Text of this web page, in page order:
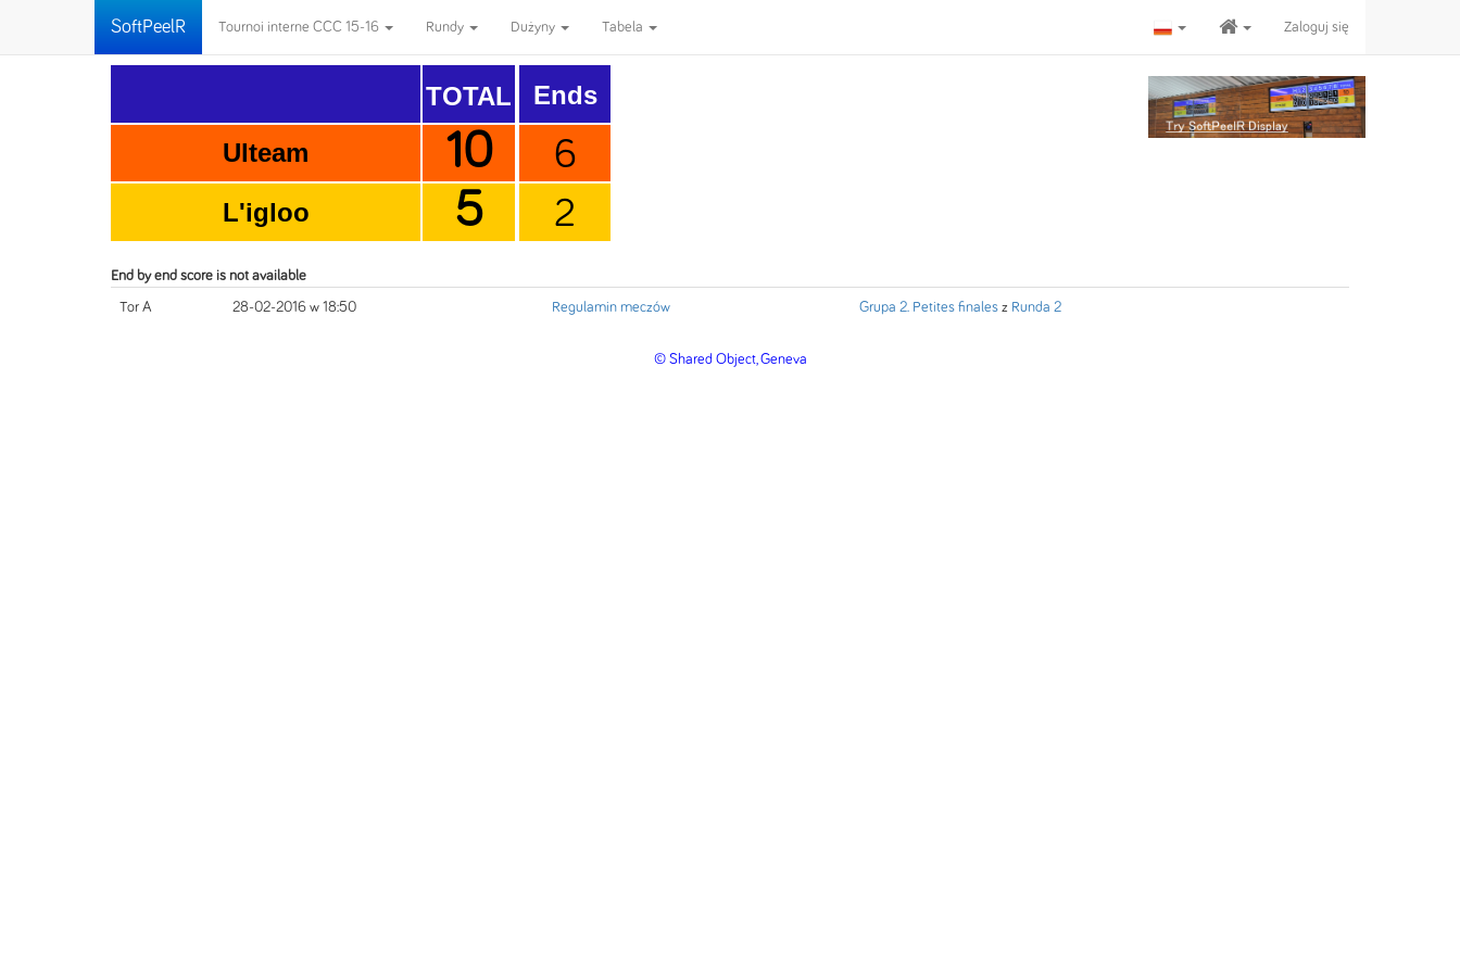
SoftPeelR Tournoi interne CCC 15-16 Rundy Dużyny Tabela Zaloguj się
Ulteam
L'igloo
TOTAL
10
5
Ends
6
2
End by end score is not available
Tor A 28-02-2016 w 18:50 Regulamin meczów Grupa 2. Petites finales z Runda 2
© Shared Object, Geneva